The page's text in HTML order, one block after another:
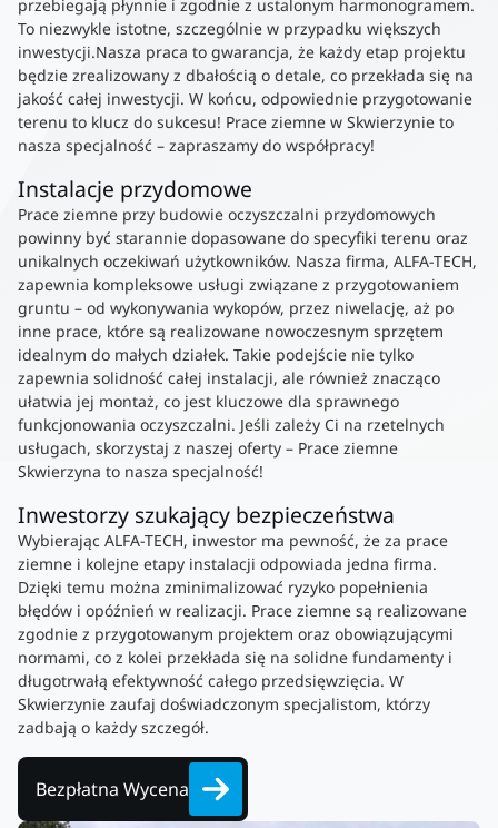
przebiegają płynnie i zgodnie z ustalonym harmonogramem.
To niezwykle istotne, szczególnie w przypadku większych
inwestycji.Nasza praca to gwarancja, że każdy etap projektu
będzie zrealizowany z dbałością o detale, co przekłada się na
jakość całej inwestycji. W końcu, odpowiednie przygotowanie
terenu to klucz do sukcesu! Prace ziemne w Skwierzynie to
nasza specjalność – zapraszamy do współpracy!
Instalacje przydomowe
Prace ziemne przy budowie oczyszczalni przydomowych
powinny być starannie dopasowane do specyfiki terenu oraz
unikalnych oczekiwań użytkowników. Nasza firma, ALFA-TECH,
zapewnia kompleksowe usługi związane z przygotowaniem
gruntu – od wykonywania wykopów, przez niwelację, aż po
inne prace, które są realizowane nowoczesnym sprzętem
idealnym do małych działek. Takie podejście nie tylko
zapewnia solidność całej instalacji, ale również znacząco
ułatwia jej montaż, co jest kluczowe dla sprawnego
funkcjonowania oczyszczalni. Jeśli zależy Ci na rzetelnych
usługach, skorzystaj z naszej oferty – Prace ziemne
Skwierzyna to nasza specjalność!
Inwestorzy szukający bezpieczeństwa
Wybierając ALFA-TECH, inwestor ma pewność, że za prace
ziemne i kolejne etapy instalacji odpowiada jedna firma.
Dzięki temu można zminimalizować ryzyko popełnienia
błędów i opóźnień w realizacji. Prace ziemne są realizowane
zgodnie z przygotowanym projektem oraz obowiązującymi
normami, co z kolei przekłada się na solidne fundamenty i
długotrwałą efektywność całego przedsięwzięcia. W
Skwierzynie zaufaj doświadczonym specjalistom, którzy
zadbają o każdy szczegół.
Bezpłatna Wycena